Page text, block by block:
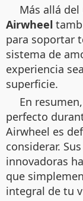
Más allá
Airwheel
para soportar
sistema de
experiencia
superficie.
En
perfecto
Airwheel es
considerar.
innovadoras
que
integral de tu